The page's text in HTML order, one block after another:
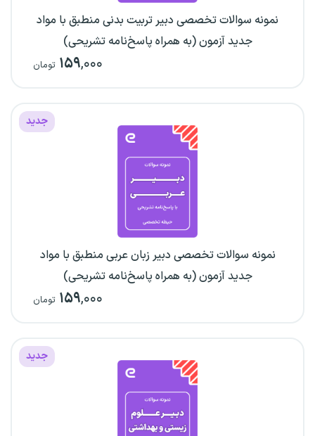
نمونه سوالات تخصصی دبیر تربیت بدنی منطبق با مواد
جدید آزمون (به همراه پاسخ‌نامه تشریحی)
۱۵۹,۰۰۰ تومان
جدید
نمونه سوالات تخصصی دبیر زبان عربی منطبق با مواد
جدید آزمون (به همراه پاسخ‌نامه تشریحی)
۱۵۹,۰۰۰ تومان
جدید